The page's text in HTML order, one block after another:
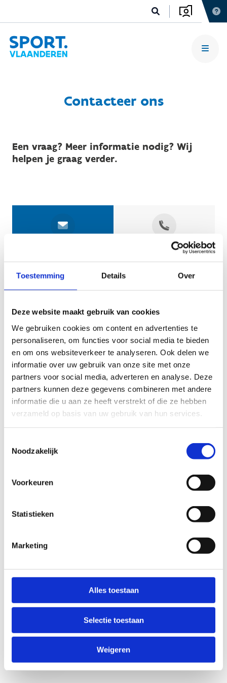
Toestemming Details Over
Deze website maakt gebruik van cookies
We gebruiken cookies om content en advertenties te
personaliseren, om functies voor social media te bieden
en om ons websiteverkeer te analyseren. Ook delen we
informatie over uw gebruik van onze site met onze
partners voor social media, adverteren en analyse. Deze
partners kunnen deze gegevens combineren met andere
informatie die u aan ze heeft verstrekt of die ze hebben
verzameld op basis van uw gebruik van hun services.
Noodzakelijk
Voorkeuren
Statistieken
Marketing
Alles toestaan
Selectie toestaan
Weigeren
Contacteer ons
Een vraag? Meer informatie nodig? Wij
helpen je graag verder.
Geef aan tot welk domein jouw vraag behoort
KIES EEN DOMEIN
Jouw vraag
Anti-Robot Verification
Click to start verification
Verzend